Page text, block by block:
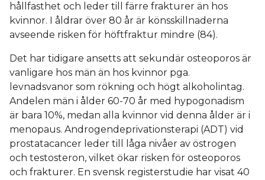
hållfasthet och leder till färre frakturer än hos
kvinnor. I åldrar över 80 år är könsskillnaderna
avseende risken för höftfraktur mindre (84).
Det har tidigare ansetts att sekundär osteoporos är
vanligare hos män än hos kvinnor pga.
levnadsvanor som rökning och högt alkoholintag.
Andelen män i ålder 60-70 år med hypogonadism
är bara 10%, medan alla kvinnor vid denna ålder är i
menopaus. Androgendeprivationsterapi (ADT) vid
prostatacancer leder till låga nivåer av östrogen
och testosteron, vilket ökar risken för osteoporos
och frakturer. En svensk registerstudie har visat 40